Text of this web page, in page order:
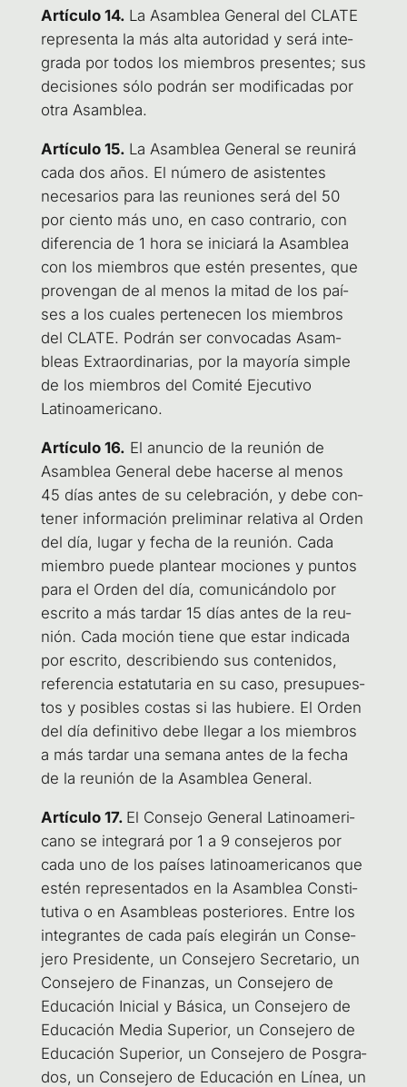
Artícu­lo 14. La Asam­blea Gene­ral del CLA­TE
repre­sen­ta la más alta auto­ri­dad y será inte­
gra­da por todos los miem­bros pre­sen­tes; sus
deci­sio­nes sólo podrán ser modi­fi­ca­das por
otra Asamblea.
Artícu­lo 15. La Asam­blea Gene­ral se reu­ni­rá
cada dos años. El núme­ro de asis­ten­tes
nece­sa­rios para las reunio­nes será del 50
por cien­to más uno, en caso con­tra­rio, con
dife­ren­cia de 1 hora se ini­cia­rá la Asam­blea
con los miem­bros que estén pre­sen­tes, que
pro­ven­gan de al menos la mitad de los paí­
ses a los cua­les per­te­ne­cen los miem­bros
del CLA­TE. Podrán ser con­vo­ca­das Asam­
bleas Extra­or­di­na­rias, por la mayo­ría sim­ple
de los miem­bros del Comi­té Eje­cu­ti­vo
Latinoamericano.
Artícu­lo 16. El anun­cio de la reu­nión de
Asam­blea Gene­ral debe hacer­se al menos
45 días antes de su cele­bra­ción, y debe con­
te­ner infor­ma­ción pre­li­mi­nar rela­ti­va al Orden
del día, lugar y fecha de la reu­nión. Cada
miem­bro pue­de plan­tear mocio­nes y pun­tos
para el Orden del día, comu­ni­cán­do­lo por
escri­to a más tar­dar 15 días antes de la reu­
nión. Cada moción tie­ne que estar indi­ca­da
por escri­to, des­cri­bien­do sus con­te­ni­dos,
refe­ren­cia esta­tu­ta­ria en su caso, pre­su­pues­
tos y posi­bles cos­tas si las hubie­re. El Orden
del día defi­ni­ti­vo debe lle­gar a los miem­bros
a más tar­dar una sema­na antes de la fecha
de la reu­nión de la Asam­blea General.
Artícu­lo 17. El Con­se­jo Gene­ral Lati­no­ame­ri­
cano se inte­gra­rá por 1 a 9 con­se­je­ros por
cada uno de los paí­ses lati­no­ame­ri­ca­nos que
estén repre­sen­ta­dos en la Asam­blea Cons­ti­
tu­ti­va o en Asam­bleas pos­te­rio­res. Entre los
inte­gran­tes de cada país ele­gi­rán un Con­se­
je­ro Pre­si­den­te, un Con­se­je­ro Secre­ta­rio, un
Con­se­je­ro de Finan­zas, un Con­se­je­ro de
Edu­ca­ción Ini­cial y Bási­ca, un Con­se­je­ro de
Edu­ca­ción Media Supe­rior, un Con­se­je­ro de
Edu­ca­ción Supe­rior, un Con­se­je­ro de Pos­gra­
dos, un Con­se­je­ro de Edu­ca­ción en Línea, un